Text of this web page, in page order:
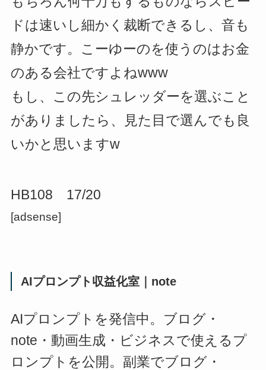
ドは速いし細かく裁断できるし、音も
静かです。こーゆーのを使うのはお金
のある会社ですよねwww
もし、この先シュレッダーを選ぶこと
がありましたら、見た目で選んでも良
いかと思いますw
HB108 17/20
[adsense]
AIプロンプト収益化室｜note
AIプロンプトを発信中。ブログ・
note・動画生成・ビジネスで使えるプ
ロンプトを公開。副業でブログ・